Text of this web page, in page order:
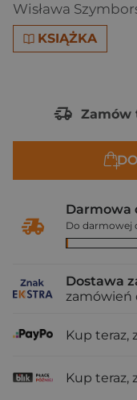
Wisława
KSIĄŻKA
Zamów
Darmowa
Do darmowej
Dostawa
zamówień
Kup teraz,
Kup teraz,